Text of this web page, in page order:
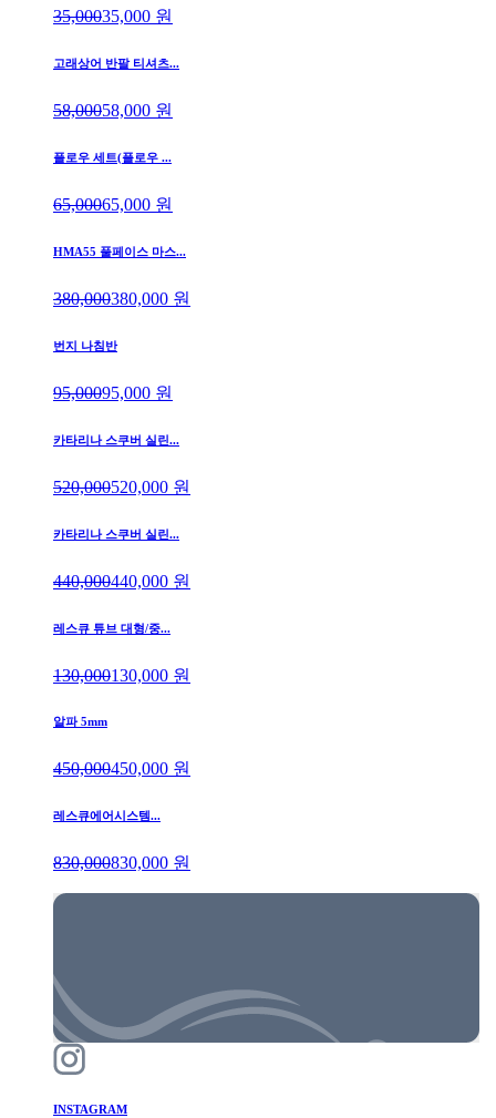
35,00035,000 원
고래상어 반팔 티셔츠...
58,00058,000 원
플로우 세트(플로우 ...
65,00065,000 원
HMA55 풀페이스 마스...
380,000380,000 원
번지 나침반
95,00095,000 원
카타리나 스쿠버 실린...
520,000520,000 원
카타리나 스쿠버 실린...
440,000440,000 원
레스큐 튜브 대형/중...
130,000130,000 원
알파 5mm
450,000450,000 원
레스큐에어시스템...
830,000830,000 원
INSTAGRAM